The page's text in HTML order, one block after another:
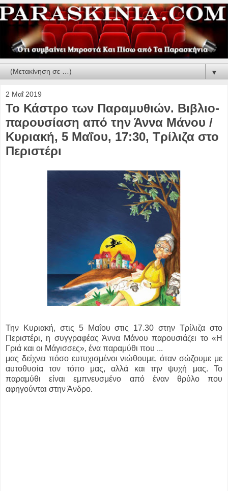
▼
2 Μαΐ 2019
Το Κάστρο των Παραμυθιών. Βιβλιο-
παρουσίαση από την Άννα Μάνου /
Κυριακή, 5 Μαΐου, 17:30, Τρίλιζα στο
Περιστέρι
Την Κυριακή, στις 5 Μαΐου στις 17.30 στην Τρίλιζα στο
Περιστέρι, η συγγραφέας Άννα Μάνου παρουσιάζει το «Η
Γριά και οι Μάγισσες», ένα παραμύθι που ...
μας δείχνει πόσο ευτυχισμένοι νιώθουμε, όταν σώζουμε με
αυτοθυσία τον τόπο μας, αλλά και την ψυχή μας. Το
παραμύθι είναι εμπνευσμένο από έναν θρύλο που
αφηγούνται στην Άνδρο.